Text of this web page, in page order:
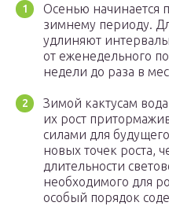
Осенью начинается
зимнему периоду.
удлиняют
от еженедельного
недели до раза в
Зимой кактусам
их рост
силами для
новых точек роста,
длительности
необходимого для
особый порядок